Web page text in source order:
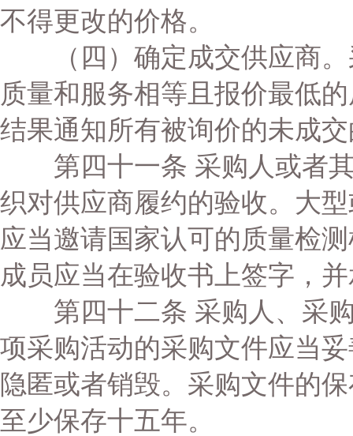
不得更改的价格。
（四）确定成交供应商。
质量和服务相等且报价最低
结果通知所有被询价的未成
第四十一条 采购人或者其
织对供应商履约的验收。大
应当邀请国家认可的质量检
成员应当在验收书上签字，
第四十二条 采购人、采购
项采购活动的采购文件应当
隐匿或者销毁。采购文件的
至少保存十五年。